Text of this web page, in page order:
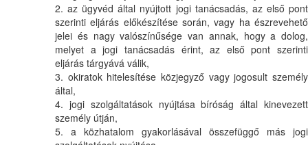
2. az ügyvéd által nyújtott jogi tanácsadás, az első pont
szerinti eljárás előkészítése során, vagy ha észrevehető
jelei és nagy valószínűsége van annak, hogy a dolog,
melyet a jogi tanácsadás érint, az első pont szerinti
eljárás tárgyává válik,
3. okiratok hitelesítése közjegyző vagy jogosult személy
által,
4. jogi szolgáltatások nyújtása bíróság által kinevezett
személy útján,
5. a közhatalom gyakorlásával összefüggő más jogi